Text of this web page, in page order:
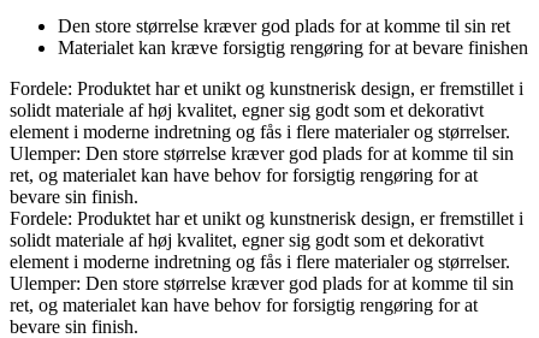
Den store størrelse kræver god plads for at komme til sin ret
Materialet kan kræve forsigtig rengøring for at bevare finishen
Fordele: Produktet har et unikt og kunstnerisk design, er fremstillet i
solidt materiale af høj kvalitet, egner sig godt som et dekorativt
element i moderne indretning og fås i flere materialer og størrelser.
Ulemper: Den store størrelse kræver god plads for at komme til sin
ret, og materialet kan have behov for forsigtig rengøring for at
bevare sin finish.
Fordele: Produktet har et unikt og kunstnerisk design, er fremstillet i
solidt materiale af høj kvalitet, egner sig godt som et dekorativt
element i moderne indretning og fås i flere materialer og størrelser.
Ulemper: Den store størrelse kræver god plads for at komme til sin
ret, og materialet kan have behov for forsigtig rengøring for at
bevare sin finish.